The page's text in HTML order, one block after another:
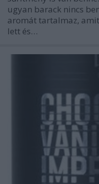
ugyan barack nincs
aromát tartalmaz,
lett és…